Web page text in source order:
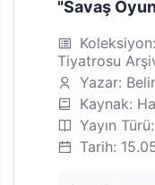
"Savaş
Tiyatrosu
Yazar:
Kaynak:
Yayın
Tarih: